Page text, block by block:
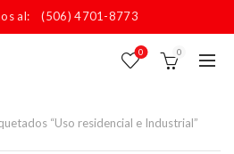
al: (506) 4701-8773
0 0
“Uso residencial e Industrial”